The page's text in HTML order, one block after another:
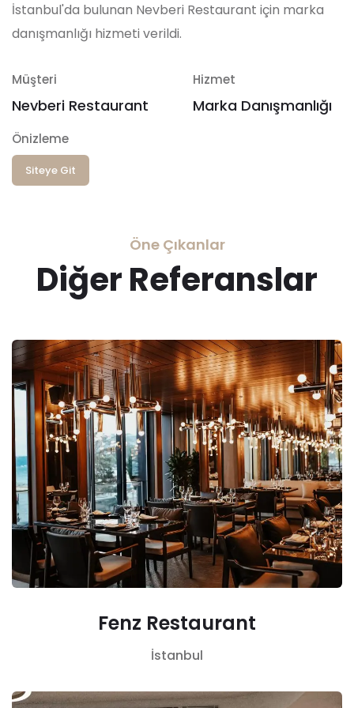
İstanbul'da bulunan Nevberi Restaurant için marka
danışmanlığı hizmeti verildi.
Müşteri
Nevberi Restaurant
Hizmet
Marka Danışmanlığı
Önizleme
Siteye Git
Öne Çıkanlar
Diğer Referanslar
Fenz Restaurant
İstanbul